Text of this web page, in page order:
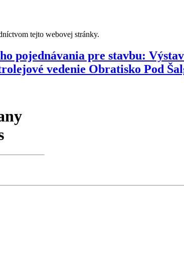
tejto webovej stránky.
pojednávania pre stavbu:
vedenie Obratisko Pod